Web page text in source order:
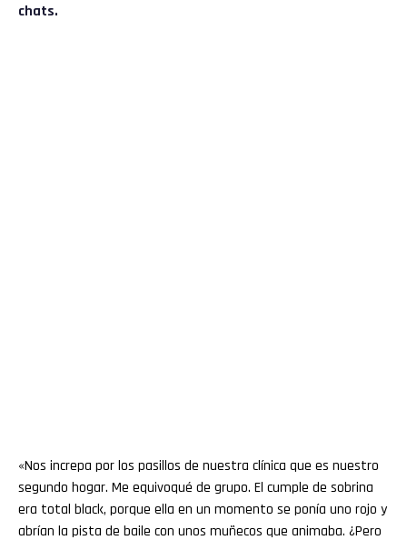
chats.
«Nos increpa por los pasillos de nuestra clínica que es nuestro
segundo hogar. Me equivoqué de grupo. El cumple de sobrina
era total black, porque ella en un momento se ponía uno rojo y
abrían la pista de baile con unos muñecos que animaba. ¿Pero